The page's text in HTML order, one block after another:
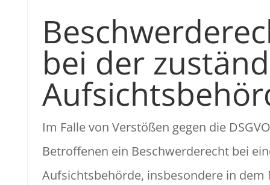
bei der
Im Falle von Verstößen gegen die
Betroffenen ein Beschwerderecht bei
Aufsichtsbehörde, insbesondere in dem